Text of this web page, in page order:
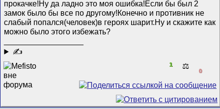
прокачке!Ну да ладно это моя ошибка!Если бы был 2
замок было бы все по другому!Конечно и противник не
слабый попался(человек)в героях шарит.Ну и скажите как
можно было этого избежать?
✍
1 ⚖️
0